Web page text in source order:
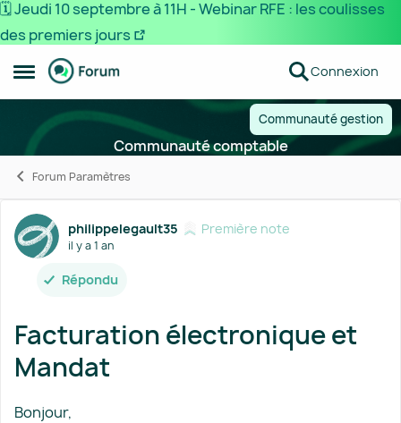
🗓️ Jeudi 10 septembre à 11H - Webinar RFE : les coulisses
des premiers jours
Ouvrir Menu Latéral
Passer au contenu Connexion
Communauté gestion
Communauté comptable
Forum Paramètres
Forum Discussion
philippelegault35 Première note
il y a 1 an
Répondu
Facturation électronique et
Mandat
Bonjour,